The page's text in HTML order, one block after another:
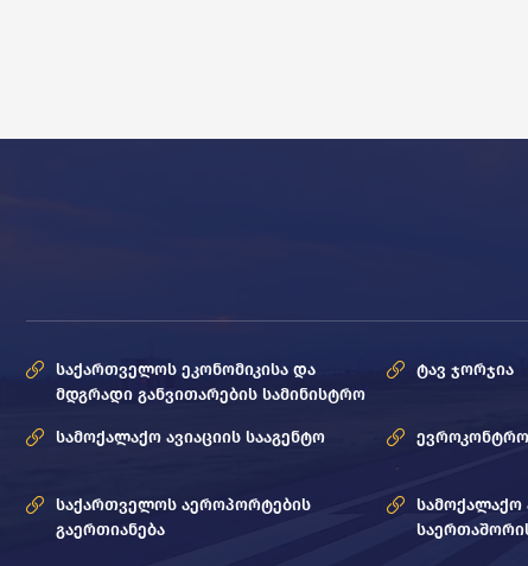
საქართველოს ეკონომიკისა და
მდგრადი განვითარების სამინისტრო
ტავ ჯორჯია
სამოქალაქო ავიაციის სააგენტო
საქართველოს აეროპორტების
გაერთიანება
სამოქალაქო